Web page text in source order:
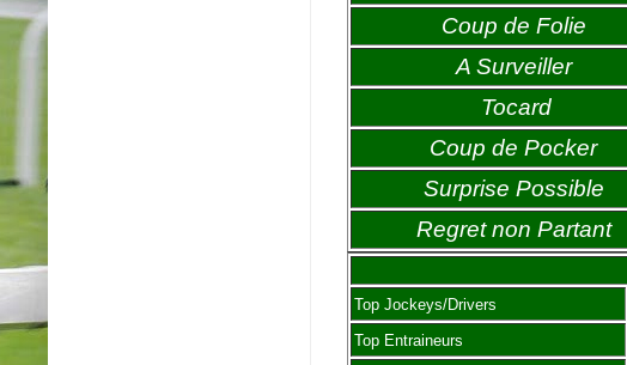
Coup de Folie
A Surveiller
Tocard
Coup de Pocker
Surprise Possible
Regret non Partant
Top Jockeys/Drivers
Top Entraineurs